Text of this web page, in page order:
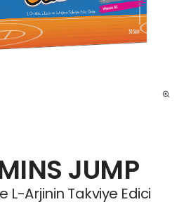
JUMP
L-Arjinin Takviye Edici